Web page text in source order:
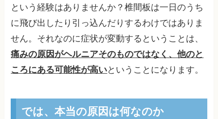
という経験はありませんか？椎間板は一日のうち
に飛び出したり引っ込んだりするわけではありま
せん。それなのに症状が変動するということは、
痛みの原因がヘルニアそのものではなく、他のと
ころにある可能性が高いということになります。
では、本当の原因は何なのか